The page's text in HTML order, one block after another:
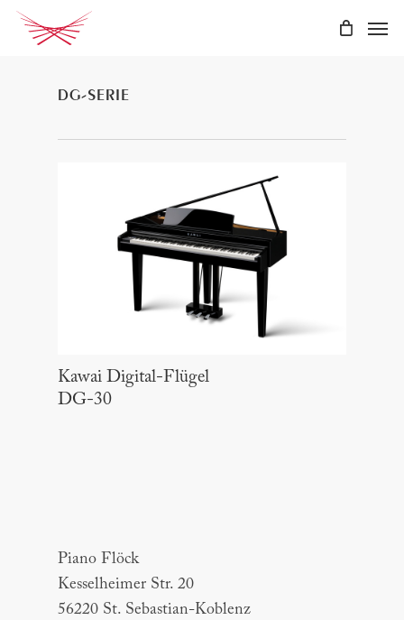
Skip
DG-SERIE
Kawai Digital-Flügel
DG-30
Piano Flöck
Kesselheimer Str. 20
56220 St. Sebastian-Koblenz